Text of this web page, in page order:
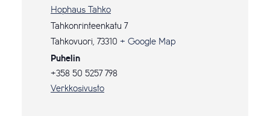
Hophaus Tahko
Tahkonrinteenkatu 7
Tahkovuori, 73310 + Google Map
Puhelin
+358 50 5257 798
Verkkosivusto